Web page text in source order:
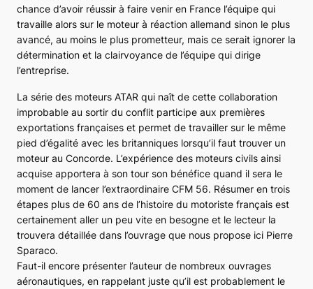
chance d’avoir réussir à faire venir en France l’équipe qui
travaille alors sur le moteur à réaction allemand sinon le plus
avancé, au moins le plus prometteur, mais ce serait ignorer la
détermination et la clairvoyance de l’équipe qui dirige
l’entreprise.
La série des moteurs ATAR qui naît de cette collaboration
improbable au sortir du conflit participe aux premières
exportations françaises et permet de travailler sur le même
pied d’égalité avec les britanniques lorsqu’il faut trouver un
moteur au Concorde. L’expérience des moteurs civils ainsi
acquise apportera à son tour son bénéfice quand il sera le
moment de lancer l’extraordinaire CFM 56. Résumer en trois
étapes plus de 60 ans de l’histoire du motoriste français est
certainement aller un peu vite en besogne et le lecteur la
trouvera détaillée dans l’ouvrage que nous propose ici Pierre
Sparaco.
Faut-il encore présenter l’auteur de nombreux ouvrages
aéronautiques, en rappelant juste qu’il est probablement le